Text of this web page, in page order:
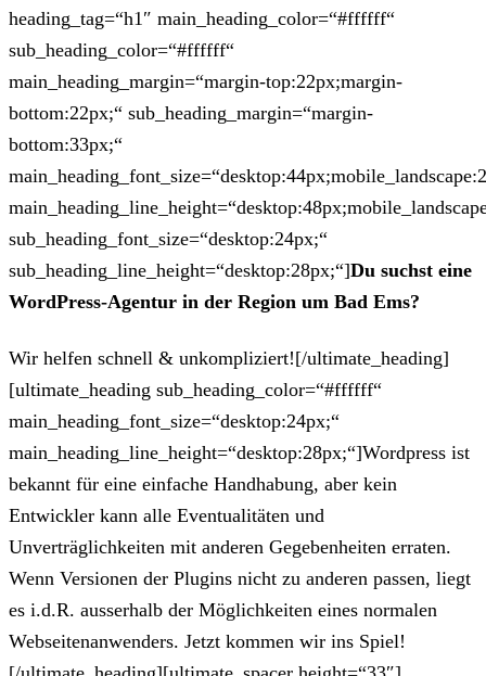
heading_tag=“h1″ main_heading_color=“#ffffff“
sub_heading_color=“#ffffff“
main_heading_margin=“margin-top:22px;margin-
bottom:22px;“ sub_heading_margin=“margin-
bottom:33px;“
sub_heading_font_size=“desktop:24px;“
sub_heading_line_height=“desktop:28px;“]Du suchst eine
WordPress-Agentur in der Region um Bad Ems?
Wir helfen schnell & unkompliziert![/ultimate_heading]
[ultimate_heading sub_heading_color=“#ffffff“
main_heading_font_size=“desktop:24px;“
main_heading_line_height=“desktop:28px;“]Wordpress ist
bekannt für eine einfache Handhabung, aber kein
Entwickler kann alle Eventualitäten und
Unverträglichkeiten mit anderen Gegebenheiten erraten.
Wenn Versionen der Plugins nicht zu anderen passen, liegt
es i.d.R. ausserhalb der Möglichkeiten eines normalen
Webseitenanwenders. Jetzt kommen wir ins Spiel!